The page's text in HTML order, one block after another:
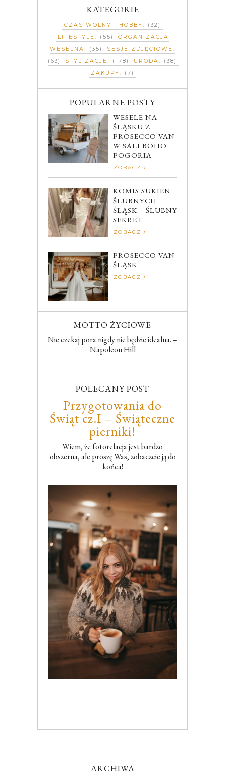
KATEGORIE
CZAS WOLNY I HOBBY
(32)
LIFESTYLE
(55)
ORGANIZACJA
WESELNA
(35)
SESJE ZDJĘCIOWE
(63)
STYLIZACJE (178) URODA
(38)
ZAKUPY
(7)
POPULARNE POSTY
WESELE NA
ŚLĄSKU Z
PROSECCO VAN
W SALI BOHO
POGORIA
ZOBACZ
KOMIS SUKIEN
ŚLUBNYCH
ŚLĄSK – ŚLUBNY
SEKRET
ZOBACZ
PROSECCO VAN
ŚLĄSK
ZOBACZ
MOTTO ŻYCIOWE
Nie czekaj pora nigdy nie będzie idealna. –
Napoleon Hill
POLECANY POST
Przygotowania do
Świąt cz.I – Świąteczne
pierniki!
Wiem, że fotorelacja jest bardzo
obszerna, ale proszę Was, zobaczcie ją do
końca!
ARCHIWA